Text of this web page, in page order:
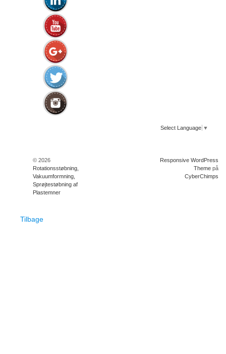
Select Language ▼
© 2026
Rotationsstøbning,
Vakuumformning,
Sprøjtestøbning af
Plastemner
Responsive WordPress
Themepå
CyberChimps
Tilbage